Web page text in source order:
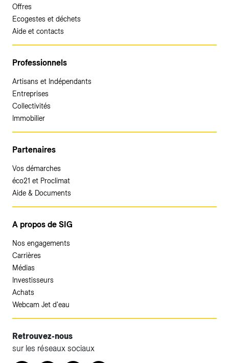
Offres
Ecogestes et déchets
Aide et contacts
Professionnels
Artisans et Indépendants
Entreprises
Collectivités
Immobilier
Partenaires
Vos démarches
éco21 et Proclimat
Aide & Documents
A propos de SIG
Nos engagements
Carrières
Médias
Investisseurs
Achats
Webcam Jet d'eau
Retrouvez-nous
sur les réseaux sociaux
Accéder à votre espace client SIG.